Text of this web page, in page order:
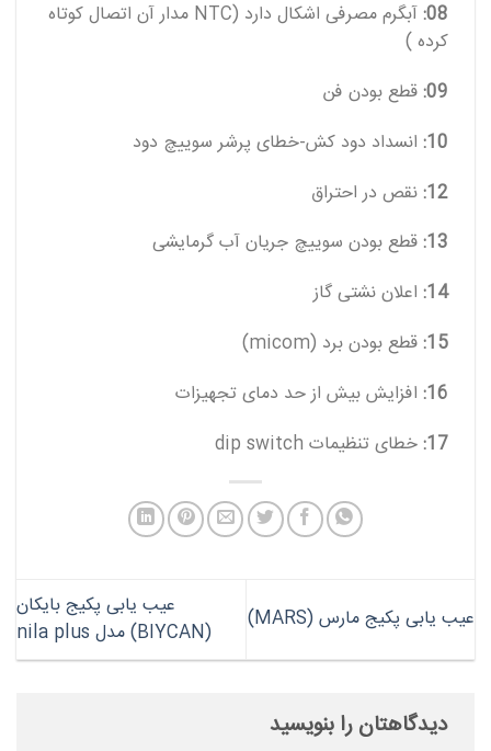
08:
آبگرم مصرفی اشکال دارد (NTC مدار آن اتصال کوتاه
کرده )
09: قطع بودن فن
10: انسداد دود کش-خطای پرشر سوییچ دود
12: نقص در احتراق
13: قطع بودن سوییچ جریان آب گرمایشی
14: اعلان نشتی گاز
15: قطع بودن برد (micom)
16: افزایش بیش از حد دمای تجهیزات
17: خطای تنظیمات dip switch
عیب یابی پکیج مارس (MARS)
عیب یابی پکیج بایکان
(BIYCAN) مدل nila plus
دیدگاهتان را بنویسید